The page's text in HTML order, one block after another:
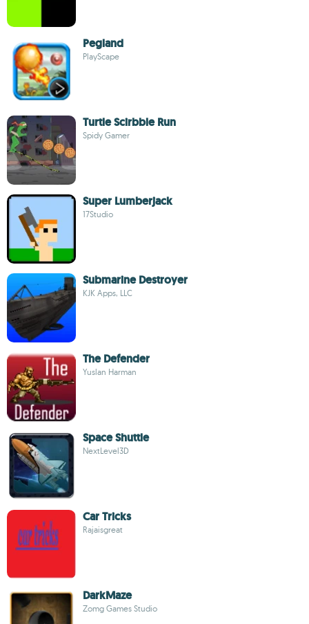
Pegland
PlayScape
Turtle Scirbble Run
Spidy Gamer
Super Lumberjack
17Studio
Submarine Destroyer
KJK Apps, LLC
The Defender
Yuslan Harman
Space Shuttle
NextLevel3D
Car Tricks
Rajaisgreat
DarkMaze
Zomg Games Studio